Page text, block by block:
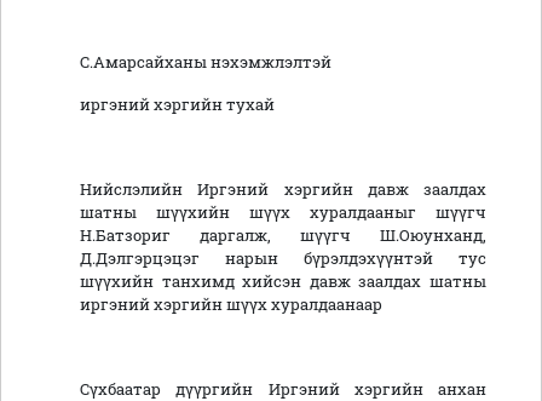
С.Амарсайханы нэхэмжлэлтэй
иргэний хэргийн тухай
Нийслэлийн Иргэний хэргийн давж заалдах
шатны шүүхийн шүүх хуралдааныг шүүгч
Н.Батзориг даргалж, шүүгч Ш.Оюунханд,
Д.Дэлгэрцэцэг нарын бүрэлдэхүүнтэй тус
шүүхийн танхимд хийсэн давж заалдах шатны
иргэний хэргийн шүүх хуралдаанаар
Сүхбаатар дүүргийн Иргэний хэргийн анхан